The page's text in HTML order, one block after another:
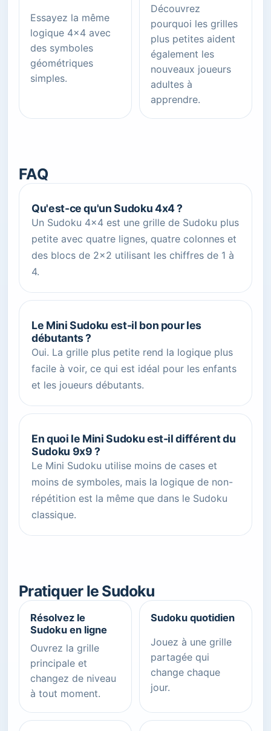
Essayez la même
logique 4x4 avec
des symboles
géométriques
simples.
Découvrez
pourquoi les grilles
plus petites aident
également les
nouveaux joueurs
adultes à
apprendre.
FAQ
Qu'est-ce qu'un Sudoku 4x4 ?
Un Sudoku 4x4 est une grille de Sudoku plus
petite avec quatre lignes, quatre colonnes et
des blocs de 2x2 utilisant les chiffres de 1 à
4.
Le Mini Sudoku est-il bon pour les
débutants ?
Oui. La grille plus petite rend la logique plus
facile à voir, ce qui est idéal pour les enfants
et les joueurs débutants.
En quoi le Mini Sudoku est-il différent du
Sudoku 9x9 ?
Le Mini Sudoku utilise moins de cases et
moins de symboles, mais la logique de non-
répétition est la même que dans le Sudoku
classique.
Pratiquer le Sudoku
Résolvez le
Sudoku en ligne
Ouvrez la grille
principale et
changez de niveau
à tout moment.
Sudoku quotidien
Jouez à une grille
partagée qui
change chaque
jour.